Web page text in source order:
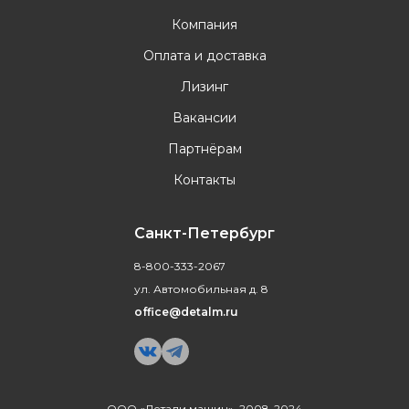
Компания
Оплата и доставка
Лизинг
Вакансии
Партнёрам
Контакты
Санкт-Петербург
8-800-333-2067
ул. Автомобильная д. 8
office@detalm.ru